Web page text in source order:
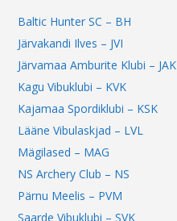
Baltic Hunter SC – BH
Järvakandi Ilves – JVI
Järvamaa Amburite Klubi – JAK
Kagu Vibuklubi – KVK
Kajamaa Spordiklubi – KSK
Lääne Vibulaskjad – LVL
Mägilased – MAG
NS Archery Club – NS
Pärnu Meelis – PVM
Saarde Vibuklubi – SVK